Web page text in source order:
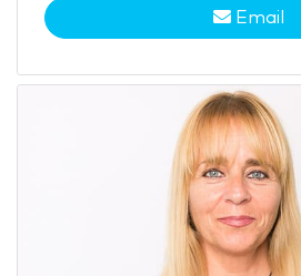
Email